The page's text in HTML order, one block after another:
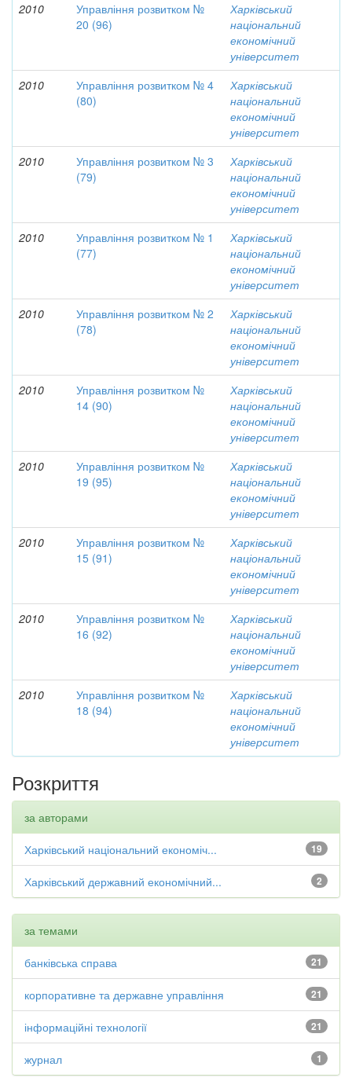
2010
Управління розвитком №
20 (96)
Харківський
національний
економічний
університет
2010
Управління розвитком № 4
(80)
Харківський
національний
економічний
університет
2010
Управління розвитком № 3
(79)
Харківський
національний
економічний
університет
2010
Управління розвитком № 1
(77)
Харківський
національний
економічний
університет
2010
Управління розвитком № 2
(78)
Харківський
національний
економічний
університет
2010
Управління розвитком №
14 (90)
Харківський
національний
економічний
університет
2010
Управління розвитком №
19 (95)
Харківський
національний
економічний
університет
2010
Управління розвитком №
15 (91)
Харківський
національний
економічний
університет
2010
Управління розвитком №
16 (92)
Харківський
національний
економічний
університет
2010
Управління розвитком №
18 (94)
Харківський
національний
економічний
університет
Розкриття
за авторами
19
Харківський національний економіч...
2
Харківський державний економічний...
за темами
21
банківська справа
21
корпоративне та державне управління
21
інформаційні технології
1
журнал